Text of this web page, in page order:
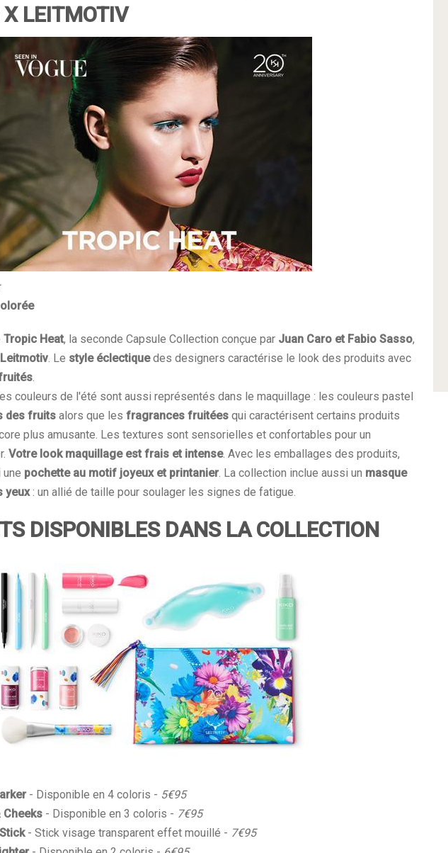
LEITMOTIV
Tropic Heat, la seconde Capsule Collection conçue par Juan Caro et Fabio Sasso,
Leitmotiv. Le style éclectiquedes designers caractérise le look des produits avec
.
couleurs de l'été sont aussi représentés dans le maquillage : les couleurs pastel
des fruits alors que les fragrances fruitées qui caractérisent certains produits
plus amusante. Les textures sont sensorielles et confortables pour un
Votre look maquillage est frais et intense. Avec les emballages des produits,
pochette au motif joyeux et printanier. La collection inclue aussi un masque
yeux: un allié de taille pour soulager les signes de fatigue.
DISPONIBLES DANS LA COLLECTION
- Disponible en 4 coloris - 5€95
Cheeks - Disponible en 3 coloris - 7€95
- Stick visage transparent effet mouillé - 7€95